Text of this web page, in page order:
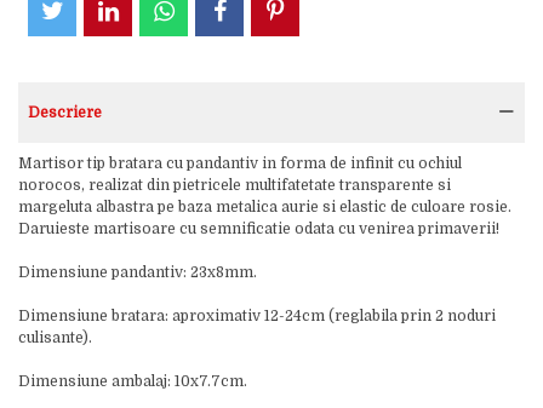
Descriere
Martisor tip bratara cu pandantiv in forma de infinit cu ochiul
norocos, realizat din pietricele multifatetate transparente si
margeluta albastra pe baza metalica aurie si elastic de culoare rosie.
Daruieste martisoare cu semnificatie odata cu venirea primaverii!
Dimensiune pandantiv: 23x8mm.
Dimensiune bratara: aproximativ 12-24cm (reglabila prin 2 noduri
culisante).
Dimensiune ambalaj: 10x7.7cm.